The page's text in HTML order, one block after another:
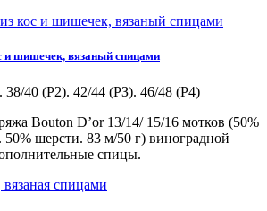
и шишечек, вязаный спицами
38/40 (Р2). 42/44 (РЗ). 46/48 (Р4)
Bouton D’or 13/14/ 15/16 мотков (50%
шерсти. 83 м/50 г) виноградной
спицы.